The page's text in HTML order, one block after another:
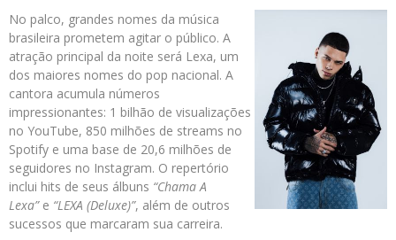
No palco, grandes nomes da música
brasileira prometem agitar o público. A
atração principal da noite será Lexa, um
dos maiores nomes do pop nacional. A
cantora acumula números
impressionantes: 1 bilhão de visualizações
no YouTube, 850 milhões de streams no
Spotify e uma base de 20,6 milhões de
seguidores no Instagram. O repertório
inclui hits de seus álbuns “Chama A
Lexa”e “LEXA (Deluxe)”, além de outros
sucessos que marcaram sua carreira.